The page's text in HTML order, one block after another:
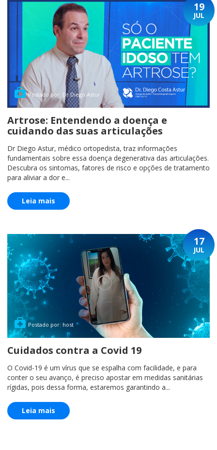
19
JUL
Postado por: Dr Diego Astur
Artrose: Entendendo a doença e
cuidando das suas articulações
Dr Diego Astur, médico ortopedista, traz informações
fundamentais sobre essa doença degenerativa das articulações.
Descubra os sintomas, fatores de risco e opções de tratamento
para aliviar a dor e...
Leia mais
17
JUL
Postado por: host
Cuidados contra a Covid 19
O Covid-19 é um vírus que se espalha com facilidade, e para
conter o seu avanço, é preciso apostar em medidas sanitárias
rígidas, pois dessa forma, estaremos garantindo a...
Leia mais